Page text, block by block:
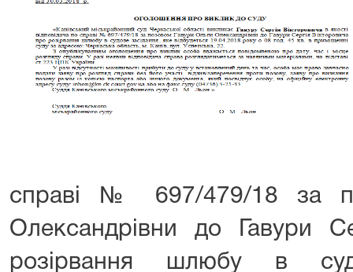
справі № 697/479/18 за
Олександрівни до Гавури
розірвання шлюбу в